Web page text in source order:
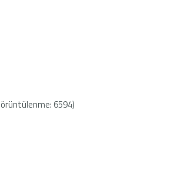
6594)